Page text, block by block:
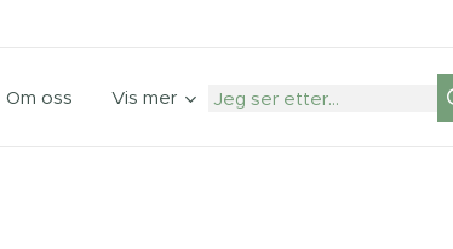
Om oss Vis mer